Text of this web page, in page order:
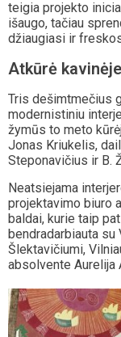
teigia projekto
išaugo, tačiau
džiaugiasi ir
Atkūrė
Tris dešimtmečius
modernistiniu
žymūs to meto
Jonas Kriukelis,
Steponavičius ir B.
Neatsiejama
projektavimo biuro
baldai, kurie taip
bendradarbiauta su
Šlektavičiumi,
absolvente Aurelija